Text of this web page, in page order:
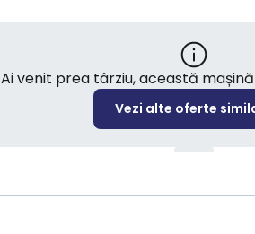
Ai venit prea târziu, această
Vezi alte oferte